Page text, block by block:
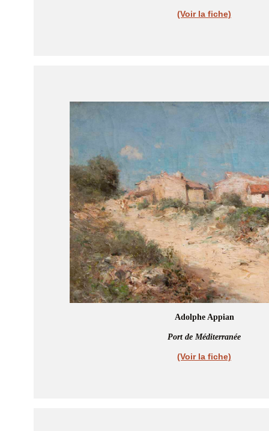
(Voir la fiche)
Adolphe Appian
Port de Méditerranée
(Voir la fiche)